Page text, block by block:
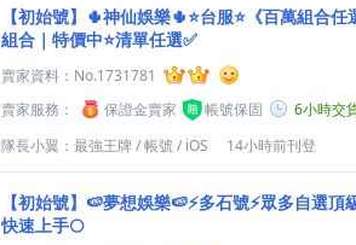
【初始號】🌵神仙娛樂🌵⭐台服⭐《百萬組合
組合｜特價中⭐清單任選✅
賣家資料： No.1731781
賣家服務：
保證金賣家 帳號保固
6小時交
隊長小翼：最強王牌/帳號/ iOS 14小時前刊登
【初始號】🍉夢想娛樂🍉⚡多石號⚡眾多自選
快速上手🌕